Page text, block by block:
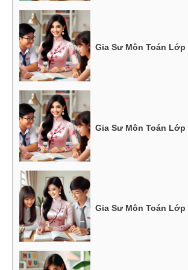
Gia Sư Môn Toán
Gia Sư Môn Toán
Gia Sư Môn Toán